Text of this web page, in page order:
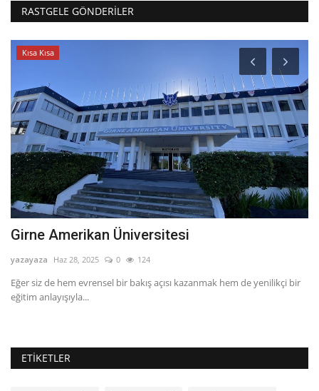
RASTGELE GÖNDERILER
Kısa Kısa
Girne Amerikan Üniversitesi
yazayaza Haz 28, 2025 0 124
Eğer siz de hem evrensel bir bakış açısı kazanmak hem de yenilikçi bir
eğitim anlayışıyla...
ETIKETLER